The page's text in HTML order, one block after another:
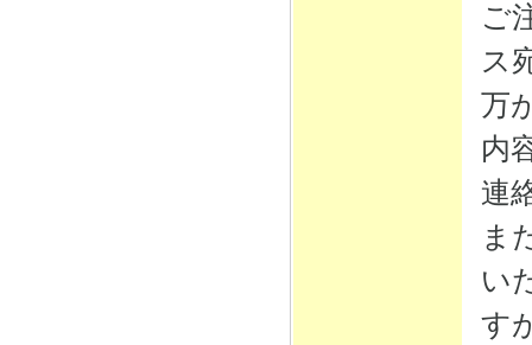
ご
ス
万
内
連
ま
い
す